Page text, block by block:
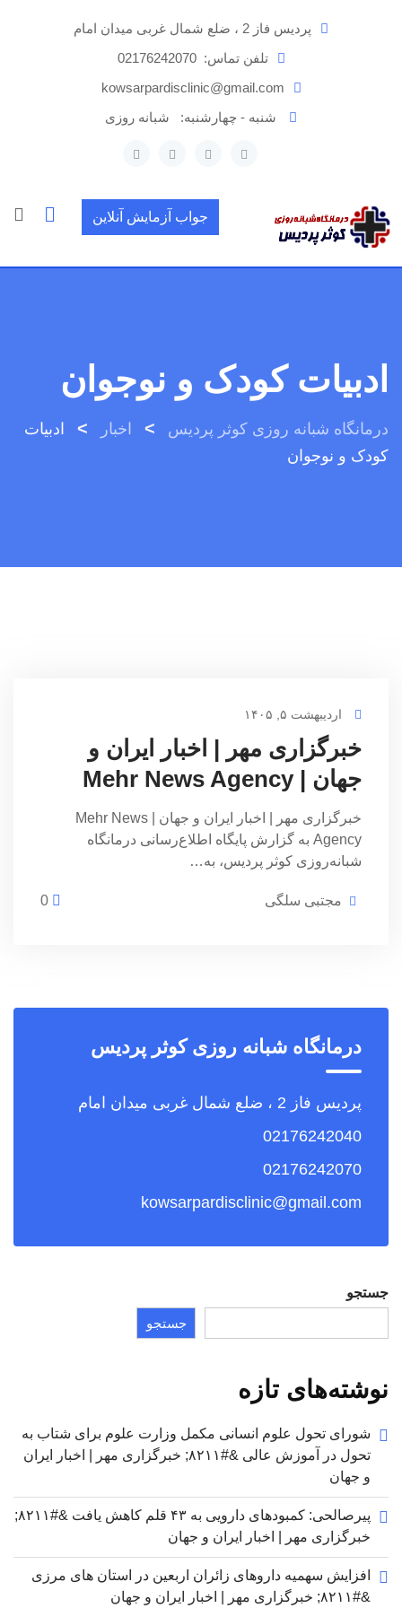
پردیس فاز 2 ، ضلع شمال غربی میدان امام
تلفن تماس:02176242070
kowsarpardisclinic@gmail.com
شنبه - چهارشنبه:
شبانه روزی
جواب آزمایش آنلاین
ادبیات کودک و نوجوان
درمانگاه شبانه روزی کوثر پردیس > اخبار >
ادبیات
کودک و نوجوان
اردیبهشت ۵, ۱۴۰۵
خبرگزاری مهر | اخبار ایران و
جهان | Mehr News Agency
خبرگزاری مهر | اخبار ایران و جهان | Mehr News
Agency به گزارش پایگاه اطلاع‌رسانی درمانگاه
شبانه‌روزی کوثر پردیس، به…
مجتبی سلگی
درمانگاه شبانه روزی کوثر پردیس
پردیس فاز 2 ، ضلع شمال غربی میدان امام
02176242040
02176242070
kowsarpardisclinic@gmail.com
جستجو
جستجو
نوشته‌های تازه
شورای تحول علوم انسانی مکمل وزارت علوم برای شتاب به
تحول در آموزش عالی &#۸۲۱۱; خبرگزاری مهر | اخبار ایران
و جهان
پیرصالحی: کمبودهای دارویی به ۴۳ قلم کاهش یافت &#۸۲۱۱;
خبرگزاری مهر | اخبار ایران و جهان
افزایش سهمیه داروهای زائران اربعین در استان های مرزی
&#۸۲۱۱; خبرگزاری مهر | اخبار ایران و جهان